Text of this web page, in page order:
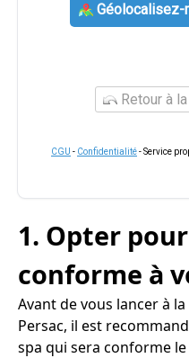
Géolocalisez-
Retour à
CGU - Confidentialité- Service
1. Opter
conforme à
Avant de vous lancer à
Persac, il est
spa qui sera conforme